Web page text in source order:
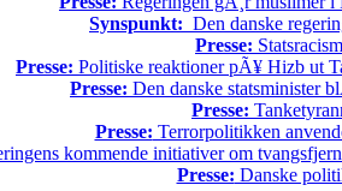
Synspunkt: Den danske
Presse:
Presse: Politiske reaktioner pÃ¥ Hizb ut
Presse: Den danske statsminister
Presse:
Presse: Terrorpolitikken
kommende initiativer om
Presse: Danske